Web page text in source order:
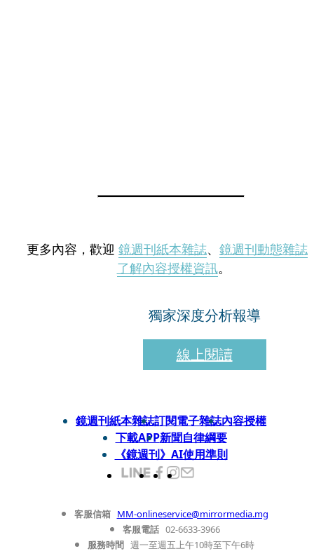
更多內容，歡迎 鏡週刊紙本雜誌、 鏡週刊動態雜誌
了解內容授權資訊。
獨家深度分析報導
線上閱讀
鏡週刊紙本雜誌訂閱電子雜誌內容授權
下載APP新聞自律綱要
《鏡週刊》AI使用準則
客服信箱 MM-onlineservice@mirrormedia.mg
客服電話 02-6633-3966
服務時間 週一至週五上午10時至下午6時